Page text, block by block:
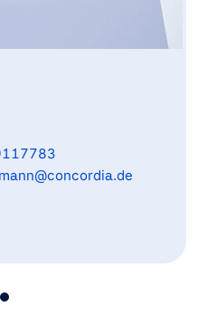
berate ich Sie zu allen
Ort in Sittensen, gerne